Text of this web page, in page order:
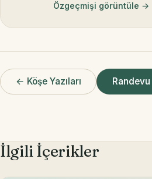
Özgeçmişi görüntüle →
← Köşe Yazıları
İlgili İçerikler